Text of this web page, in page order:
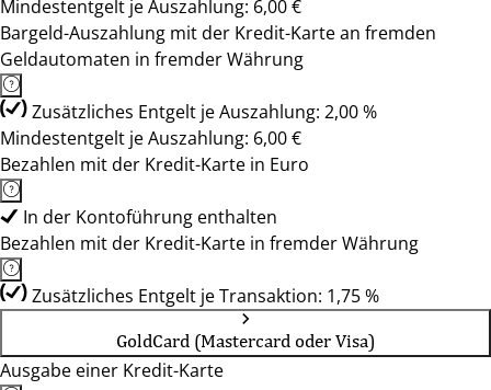
Mindestentgelt je Auszahlung: 6,00 €
Bargeld-Auszahlung mit der Kredit-Karte an fremden
Geldautomaten in fremder Währung
Zusätzliches Entgelt je Auszahlung: 2,00 %
Mindestentgelt je Auszahlung: 6,00 €
Bezahlen mit der Kredit-Karte in Euro
In der Kontoführung enthalten
Bezahlen mit der Kredit-Karte in fremder Währung
Zusätzliches Entgelt je Transaktion: 1,75 %
GoldCard (Mastercard oder Visa)
Ausgabe einer Kredit-Karte